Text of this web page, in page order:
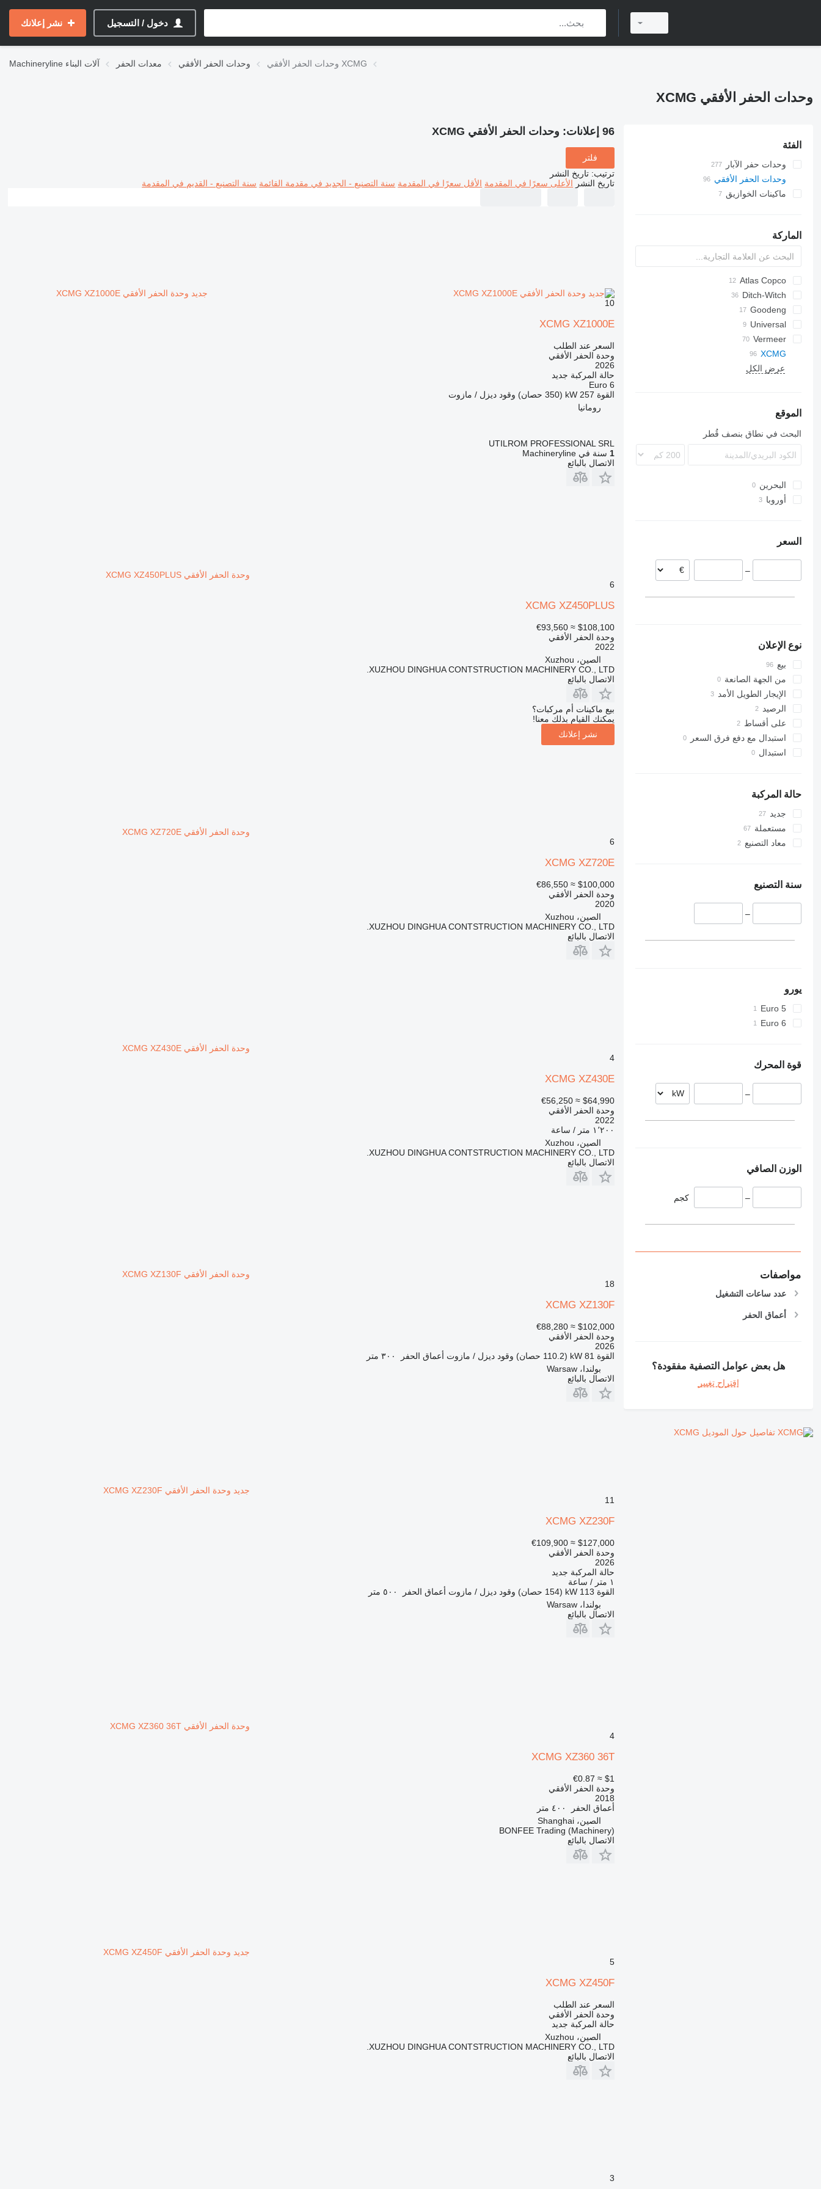
دخول / التسجيل نشر إعلانك
Machineryline آلات البناء معدات الحفر وحدات الحفر الأفقي وحدات الحفر الأفقي XCMG
وحدات الحفر الأفقي XCMG
الفئة
وحدات حفر الآبار
وحدات الحفر الأفقي
ماكينات الخوازيق
الماركة
Atlas Copco
L2C
B-series
Ditch-Witch
JT
Boomer
HCR
Goodeng
Commando
DI
Universal
Vermeer
D-series
S-series
WPS
XCMG
XZ
XZ430E
XZ450
XZ1350
XZ2200
عرض الكل
الموقع
البحث في نطاق بنصف قُطر
البحرين
أوروبا
السعر
–
نوع الإعلان
بيع
من الجهة الصانعة
الإيجار الطويل الأمد
الرصيد
على أقساط
استبدال مع دفع فرق السعر
استبدال
حالة المركبة
جديد
مستعملة
معاد التصنيع
سنة التصنيع
–
يورو
Euro 5
Euro 6
قوة المحرك
–
الوزن الصافي
– كجم
مواصفات
عدد ساعات التشغيل
أعماق الحفر
هل بعض عوامل التصفية مفقودة؟
اقتراح تغيير
تفاصيل حول الموديل XCMG
96 إعلانات: وحدات الحفر الأفقي XCMG
فلتر
ترتيب: تاريخ النشر
تاريخ النشر الأعلى سعرًا في المقدمة الأقل سعرًا في المقدمة سنة التصنيع - الجديد في مقدمة القائمة سنة التصنيع - القديم في المقدمة
جديد وحدة الحفر الأفقي XCMG XZ1000E
10
XCMG XZ1000E
السعر عند الطلب
وحدة الحفر الأفقي
2026
حالة المركبة جديد
Euro 6
القوة 257 kW (350 حصان) وقود ديزل / مازوت
رومانيا
UTILROM PROFESSIONAL SRL
1 سنة في Machineryline
الاتصال بالبائع
وحدة الحفر الأفقي XCMG XZ450PLUS
6
XCMG XZ450PLUS
$108,100
≈ €93,560
وحدة الحفر الأفقي
2022
الصين، Xuzhou
XUZHOU DINGHUA CONTSTRUCTION MACHINERY CO., LTD.
الاتصال بالبائع
بيع ماكينات أم مركبات؟
يمكنك القيام بذلك معنا!
نشر إعلانك
وحدة الحفر الأفقي XCMG XZ720E
6
XCMG XZ720E
$100,000
≈ €86,550
وحدة الحفر الأفقي
2020
الصين، Xuzhou
XUZHOU DINGHUA CONTSTRUCTION MACHINERY CO., LTD.
الاتصال بالبائع
وحدة الحفر الأفقي XCMG XZ430E
4
XCMG XZ430E
$64,990
≈ €56,250
وحدة الحفر الأفقي
2022
١٬٢٠٠ متر / ساعة
الصين، Xuzhou
XUZHOU DINGHUA CONTSTRUCTION MACHINERY CO., LTD.
الاتصال بالبائع
وحدة الحفر الأفقي XCMG XZ130F
18
XCMG XZ130F
$102,000
≈ €88,280
وحدة الحفر الأفقي
2026
القوة 81 kW (110.2 حصان) وقود ديزل / مازوت أعماق الحفر
٣٠٠ متر
بولندا، Warsaw
الاتصال بالبائع
جديد وحدة الحفر الأفقي XCMG XZ230F
11
XCMG XZ230F
$127,000
≈ €109,900
وحدة الحفر الأفقي
2026
حالة المركبة جديد
١ متر / ساعة
القوة 113 kW (154 حصان) وقود ديزل / مازوت أعماق الحفر
٥٠٠ متر
بولندا، Warsaw
الاتصال بالبائع
وحدة الحفر الأفقي XCMG XZ360 36T
4
XCMG XZ360 36T
$1
≈ €0.87
وحدة الحفر الأفقي
2018
أعماق الحفر
٤٠٠ متر
الصين، Shanghai
BONFEE Trading (Machinery)
الاتصال بالبائع
جديد وحدة الحفر الأفقي XCMG XZ450F
5
XCMG XZ450F
السعر عند الطلب
وحدة الحفر الأفقي
حالة المركبة جديد
الصين، Xuzhou
XUZHOU DINGHUA CONTSTRUCTION MACHINERY CO., LTD.
الاتصال بالبائع
3